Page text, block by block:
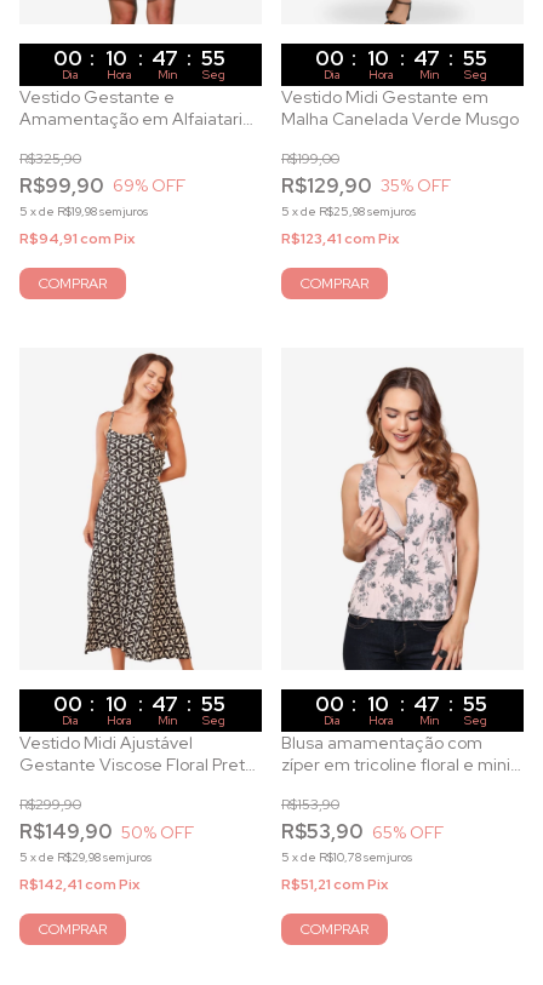
00 : 10 : 47 : 53
Dia Hora Min Seg
Vestido Gestante e
Amamentação em Alfaiataria
R$99,90
R$325,90
69% OFF
5 xde R$19,98sem juros
R$94,91comPix
COMPRAR
00 : 10 : 47 : 53
Dia Hora Min Seg
Vestido Midi Gestante em
Malha Canelada Verde Musgo
R$129,90
R$199,00
35% OFF
5 xde R$25,98sem juros
R$123,41comPix
COMPRAR
00 : 10 : 47 : 53
Dia Hora Min Seg
Vestido Midi Ajustável
Gestante Viscose Floral Preto
R$149,90
R$299,90
50% OFF
5 xde R$29,98sem juros
R$142,41comPix
COMPRAR
00 : 10 : 47 : 53
Dia Hora Min Seg
Blusa amamentação com
zíper em tricoline floral e mini
R$53,90
R$153,90
65% OFF
5 xde R$10,78sem juros
R$51,21comPix
COMPRAR